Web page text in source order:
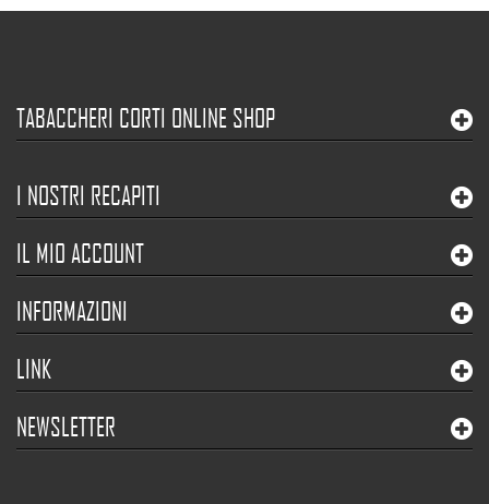
TABACCHERI CORTI ONLINE SHOP
I NOSTRI RECAPITI
IL MIO ACCOUNT
INFORMAZIONI
LINK
NEWSLETTER